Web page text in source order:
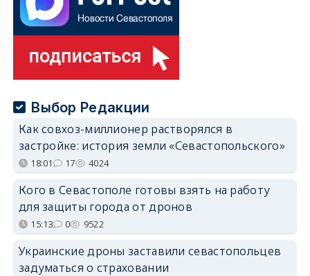
Выбор Редакции
Как совхоз-миллионер растворялся в
застройке: история земли «Севастопольского»
18:01 17 4024
Кого в Севастополе готовы взять на работу
для защиты города от дронов
15:13 0 9522
Украинские дроны заставили севастопольцев
задуматься о страховании